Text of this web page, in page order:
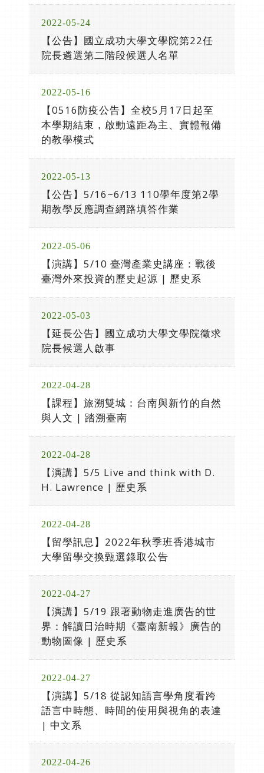
2022-05-24
【公告】國立成功大學文學院第22任
院長遴選第二階段候選人名單
2022-05-16
【0516防疫公告】全校5月17日起至
本學期結束，啟動遠距為主、實體報備
的教學模式
2022-05-13
【公告】5/16~6/13 110學年度第2學
期教學反應調查網路填答作業
2022-05-06
【演講】5/10 臺灣產業史講座：戰後
臺灣外來投資的歷史起源 | 歷史系
2022-05-03
【延長公告】國立成功大學文學院徵求
院長候選人啟事
2022-04-28
【課程】旅溯雙城：台南與新竹的自然
與人文 | 踏溯臺南
2022-04-28
【演講】5/5 Live and think with D.
H. Lawrence | 歷史系
2022-04-28
【留學訊息】2022年秋季班香港城市
大學留學交換甄選錄取公告
2022-04-27
【演講】5/19 跟著動物走進廣告的世
界：解讀日治時期《臺南新報》廣告的
動物圖像 | 歷史系
2022-04-27
【演講】5/18 從認知語言學角度看跨
語言中時態、時間的使用與視角的表達
| 中文系
2022-04-26